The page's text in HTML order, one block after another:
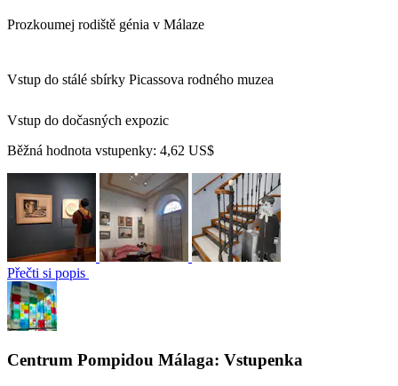
Prozkoumej rodiště génia v Málaze
Vstup do stálé sbírky Picassova rodného muzea
Vstup do dočasných expozic
Běžná hodnota vstupenky: 4,62 US$
Přečti si popis
Centrum Pompidou Málaga: Vstupenka